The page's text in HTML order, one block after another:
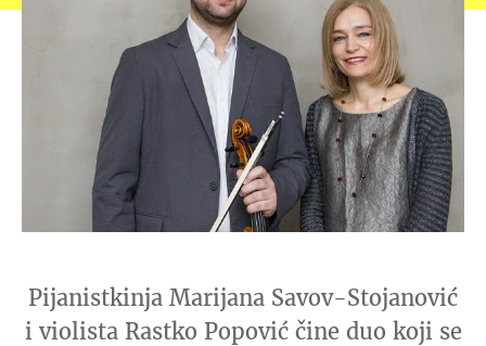
Pijanistkinja Marijana Savov-Stojanović
i violista Rastko Popović čine duo koji se